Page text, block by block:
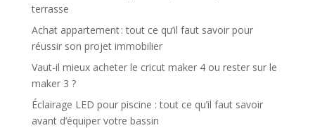
terrasse
Achat appartement : tout ce qu’il faut savoir pour
réussir son projet immobilier
Vaut-il mieux acheter le cricut maker 4 ou rester sur le
maker 3 ?
Éclairage LED pour piscine : tout ce qu’il faut savoir
avant d’équiper votre bassin